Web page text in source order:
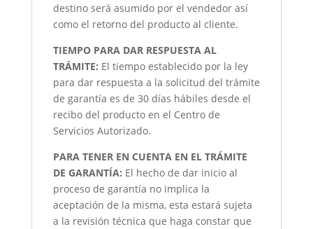
destino será asumido por el vendedor así
como el retorno del producto al cliente.
TIEMPO PARA DAR RESPUESTA AL
TRÁMITE: El tiempo establecido por la ley
para dar respuesta a la solicitud del trámite
de garantía es de 30 días hábiles desde el
recibo del producto en el Centro de
Servicios Autorizado.
PARA TENER EN CUENTA EN EL TRÁMITE
DE GARANTÍA: El hecho de dar inicio al
proceso de garantía no implica la
aceptación de la misma, esta estará sujeta
a la revisión técnica que haga constar que